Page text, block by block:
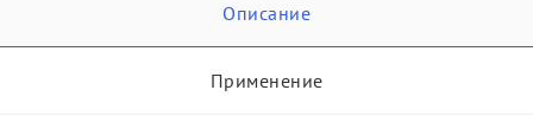
Описание
Применение